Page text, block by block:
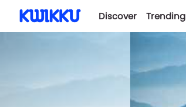
Discover Trending